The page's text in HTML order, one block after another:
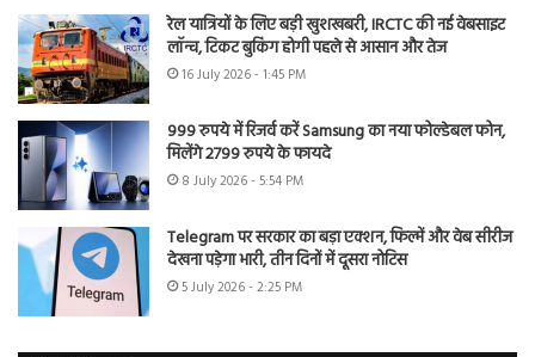
रेल यात्रियों के लिए बड़ी खुशखबरी, IRCTC की नई वेबसाइट
लॉन्च, टिकट बुकिंग होगी पहले से आसान और तेज
16 July 2026 - 1:45 PM
999 रुपये में रिजर्व करें Samsung का नया फोल्डेबल फोन,
मिलेंगे 2799 रुपये के फायदे
8 July 2026 - 5:54 PM
Telegram पर सरकार का बड़ा एक्शन, फिल्में और वेब सीरीज
देखना पड़ेगा भारी, तीन दिनों में दूसरा नोटिस
5 July 2026 - 2:25 PM